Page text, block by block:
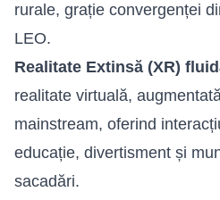
rurale, grație convergenței
LEO.
Realitate Extinsă (XR)
realitate virtuală,
mainstream, oferind
educație, divertisment și
sacadări.